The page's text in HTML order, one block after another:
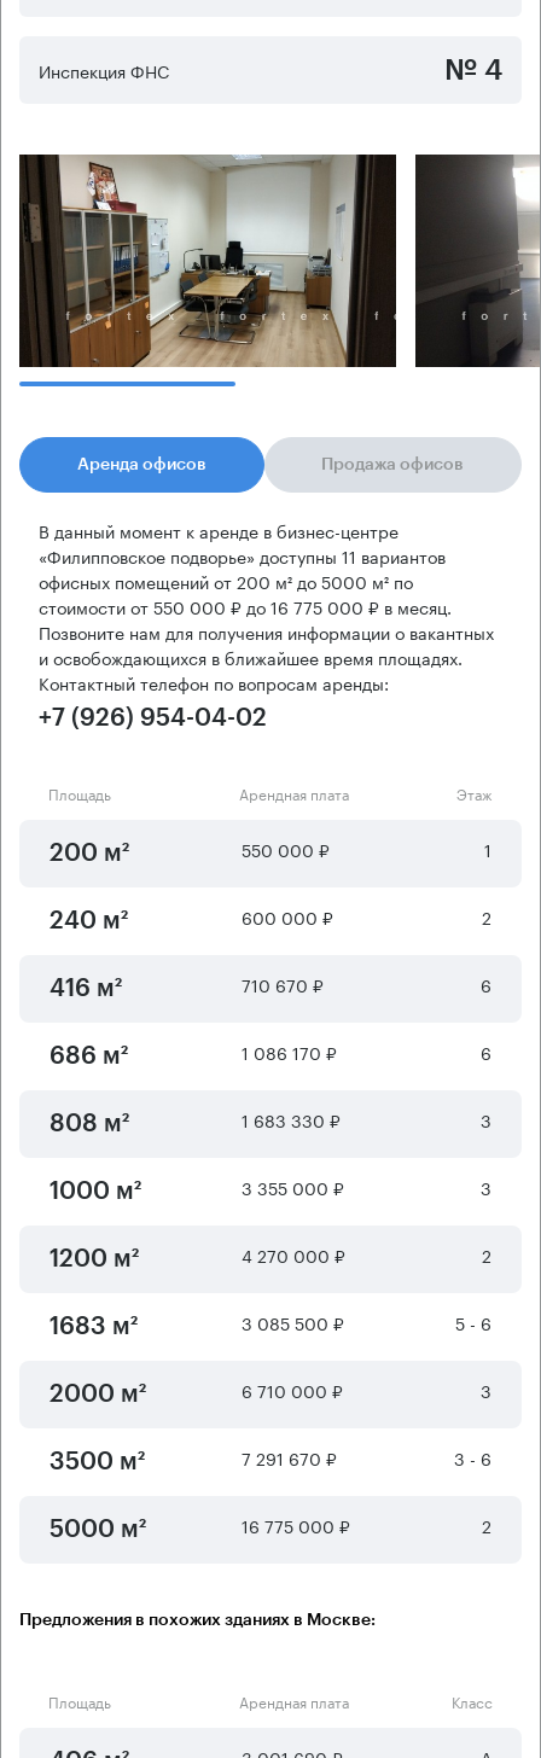
Инспекция ФНС № 4
Аренда офисов Продажа офисов
В данный момент к аренде в бизнес-центре
«Филипповское подворье» доступны 11 вариантов
офисных помещений от 200 м² до 5000 м² по
стоимости от 550 000 ₽ до 16 775 000 ₽ в месяц.
Позвоните нам для получения информации о вакантных
и освобождающихся в ближайшее время площадях.
Контактный телефон по вопросам аренды:
+7 (926) 954-04-02
Площадь Арендная плата Этаж
200 м² 550 000 ₽ 1
240 м² 600 000 ₽ 2
416 м² 710 670 ₽ 6
686 м² 1 086 170 ₽ 6
808 м² 1 683 330 ₽ 3
1000 м² 3 355 000 ₽ 3
1200 м² 4 270 000 ₽ 2
1683 м² 3 085 500 ₽ 5 - 6
2000 м² 6 710 000 ₽ 3
3500 м² 7 291 670 ₽ 3 - 6
5000 м² 16 775 000 ₽ 2
Предложения в похожих зданиях в Москве:
Площадь Арендная плата Класс